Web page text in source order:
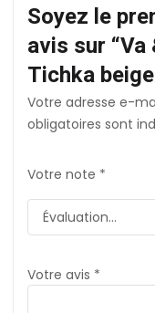
Soyez le
avis sur “Va
Tichka
Votre adresse e-
obligatoires sont
Votre note *
Votre avis *